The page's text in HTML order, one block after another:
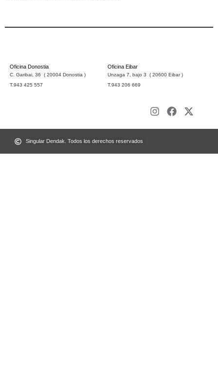
Oficina Donostia
C. Garibai, 36 ( 20004 Donostia )
T.943 425 557
Oficina Eibar
Unzaga 7, bajo 3 ( 20600 Eibar )
T.943 206 669
Singular Dendak. Todos los derechos reservados